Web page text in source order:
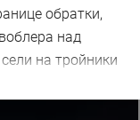
обратки,
над
на тройники
Ждем